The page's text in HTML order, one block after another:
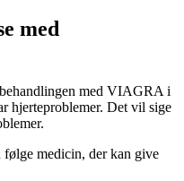
med
med VIAGRA i
hjerteproblemer. Det vil sige
følge medicin, der kan give